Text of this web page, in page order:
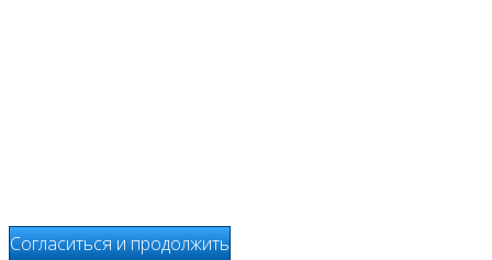
Согласиться и продолжить